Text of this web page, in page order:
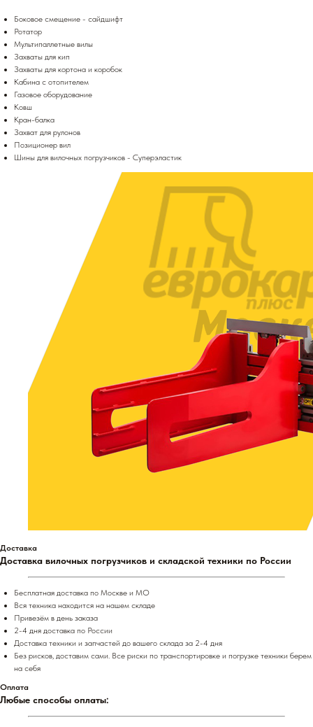
Боковое смещение - сайдшифт
Ротатор
Мультипаллетные вилы
Захваты для кип
Захваты для кортона и коробок
Кабина с отопителем
Газовое оборудование
Ковш
Кран-балка
Захват для рулонов
Позиционер вил
Шины для вилочных погрузчиков - Суперэластик
Доставка
Доставка вилочных погрузчиков и складской техники по России
Бесплатная доставка по Москве и МО
Вся техника находится на нашем складе
Привезём в день заказа
2-4 дня доставка по России
Доставка техники и запчастей до вашего склада за 2-4 дня
Без рисков, доставим сами. Все риски по транспортировке и погрузке техники берем
на себя
Оплата
Любые способы оплаты: